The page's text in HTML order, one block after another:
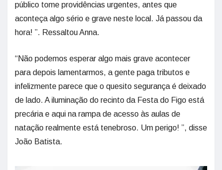
público tome providências urgentes, antes que
aconteça algo sério e grave neste local. Já passou da
hora! ”. Ressaltou Anna.
“Não podemos esperar algo mais grave acontecer
para depois lamentarmos, a gente paga tributos e
infelizmente parece que o quesito segurança é deixado
de lado. A iluminação do recinto da Festa do Figo está
precária e aqui na rampa de acesso às aulas de
natação realmente está tenebroso. Um perigo! ”, disse
João Batista.